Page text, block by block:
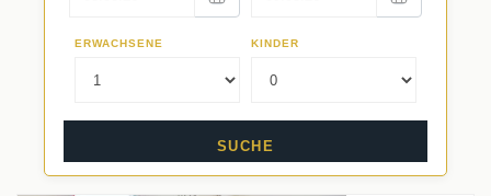
Restaurants